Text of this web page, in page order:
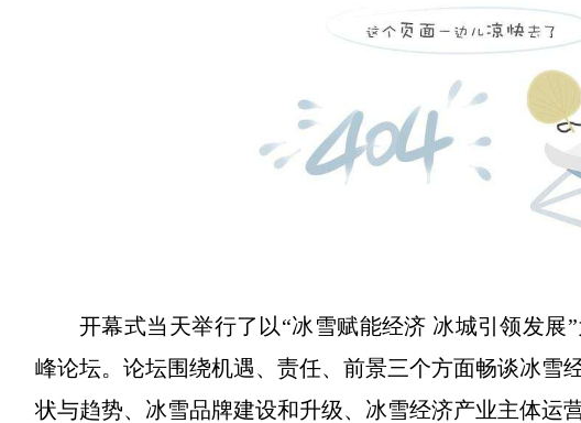
开幕式当天举行了以“冰雪赋能经济 冰城引领发展
峰论坛。论坛围绕机遇、责任、前景三个方面畅谈冰雪
状与趋势、冰雪品牌建设和升级、冰雪经济产业主体运